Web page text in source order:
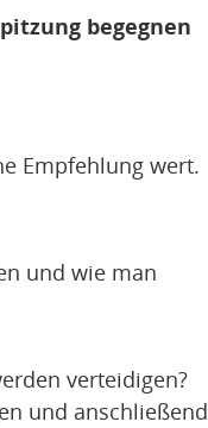
begegnen
Empfehlung wert.
und wie man
verteidigen?
und anschließend